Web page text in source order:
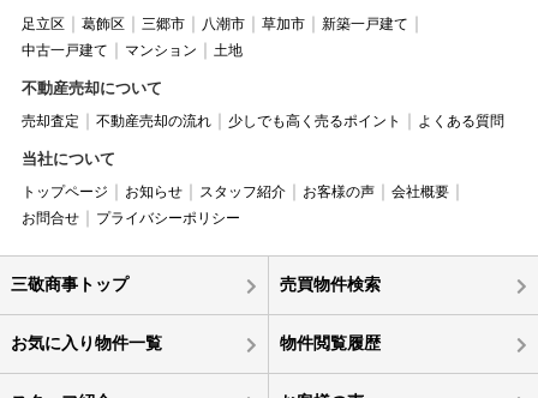
足立区 葛飾区 三郷市 八潮市 草加市
新築一戸建て
中古一戸建て
マンション 土地
不動産売却について
売却査定 不動産売却の流れ 少しでも高く売るポイント よくある質問
当社について
トップページ お知らせ スタッフ紹介 お客様の声
会社概要
お問合せ
プライバシーポリシー
三敬商事トップ 売買物件検索
お気に入り物件一覧 物件閲覧履歴